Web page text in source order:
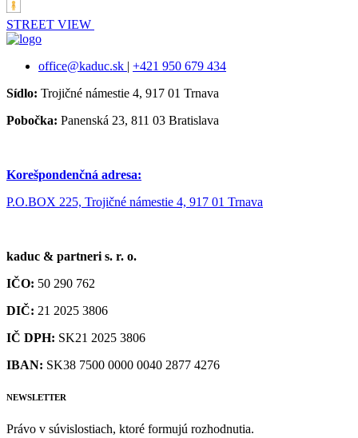
STREET VIEW
office@kaduc.sk | +421 950 679 434
Sídlo: Trojičné námestie 4, 917 01 Trnava
Pobočka: Panenská 23, 811 03 Bratislava
Korešpondenčná adresa:
P.O.BOX 225, Trojičné námestie 4, 917 01 Trnava
kaduc & partneri s. r. o.
IČO: 50 290 762
DIČ: 21 2025 3806
IČ DPH: SK21 2025 3806
IBAN: SK38 7500 0000 0040 2877 4276
NEWSLETTER
Právo v súvislostiach, ktoré formujú rozhodnutia.